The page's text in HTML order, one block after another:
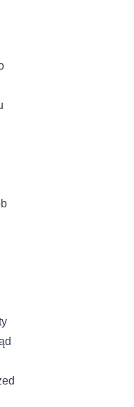
i analizować ruch w
reklamowym i
uzyskanymi podczas
działać w zamierzony
osoby.
lub funkcjonowanie